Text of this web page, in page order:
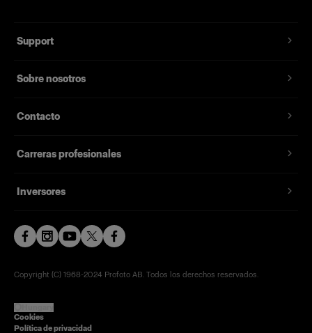
Support
Sobre nosotros
Contacto
Carreras profesionales
Inversores
Copyright (C) 1968-2024 Profoto AB. Todos los derechos reservados.
Cookies
Política de privacidad